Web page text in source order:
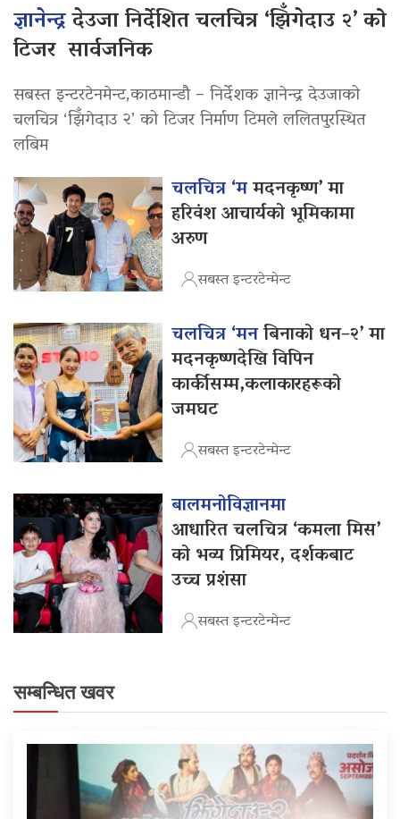
ज्ञानेन्द्रदेउजा निर्देशित चलचित्र ‘झिँगेदाउ २’ को
टिजर सार्वजनिक
सबस्त इन्टरटेनमेन्ट,काठमान्डौ – निर्देशक ज्ञानेन्द्र देउजाको
चलचित्र ‘झिँगेदाउ २’ को टिजर निर्माण टिमले ललितपुरस्थित
लबिम
चलचित्र ‘ममदनकृष्ण’ मा
हरिवंश आचार्यको भूमिकामा
अरुण
सबस्त इन्टरटेन्मेन्ट
चलचित्र ‘मनबिनाको धन–२’ मा
मदनकृष्णदेखि विपिन
कार्कीसम्म,कलाकारहरूको
जमघट
सबस्त इन्टरटेन्मेन्ट
बालमनोविज्ञानमा
आधारित चलचित्र ‘कमला मिस’
को भव्य प्रिमियर, दर्शकबाट
उच्च प्रशंसा
सबस्त इन्टरटेन्मेन्ट
सम्बन्धित खवर